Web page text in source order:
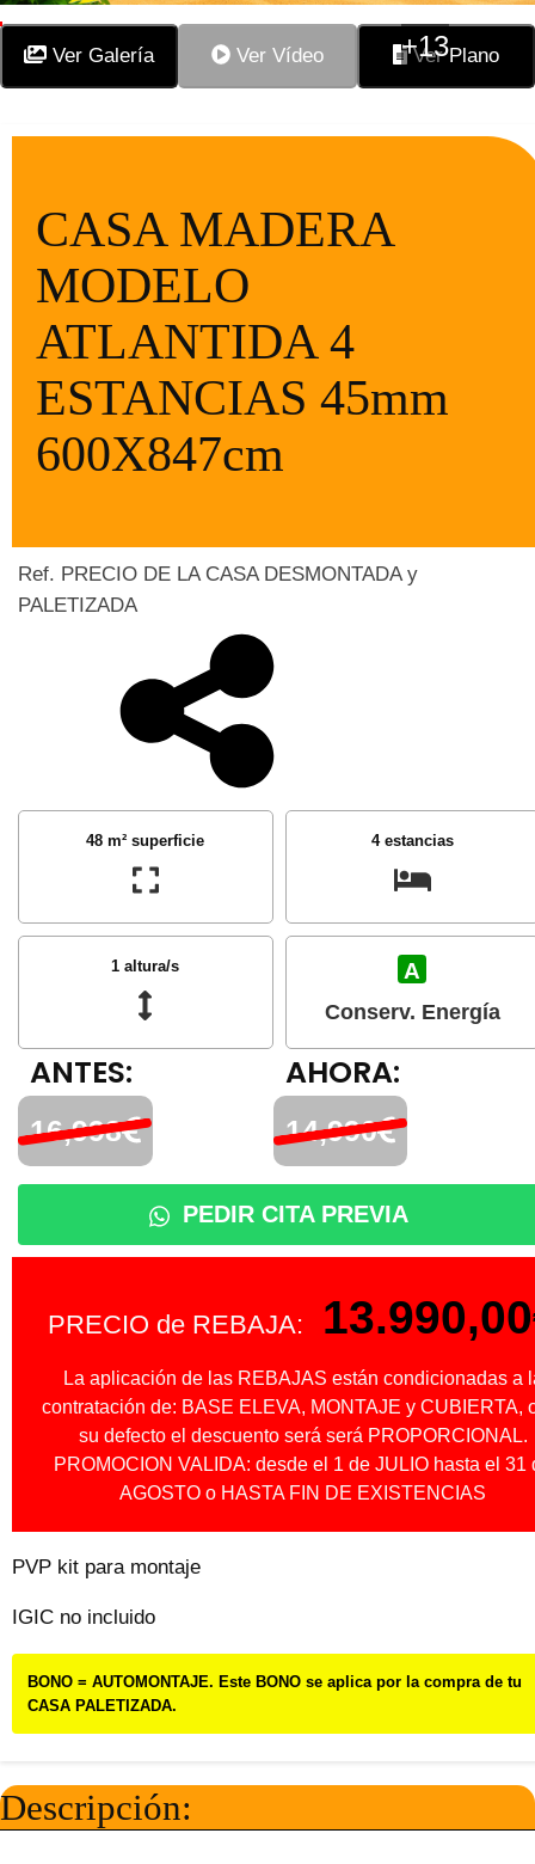
+13
Ver Galería Ver Vídeo Ver Plano
Descripción:
CASA MADERA
MODELO
ATLANTIDA 4
ESTANCIAS 45mm
600X847cm
Ref. PRECIO DE LA CASA DESMONTADA y
PALETIZADA
48 m² superficie 4 estancias
1 altura/s A
Conserv. Energía
ANTES:
16,998
AHORA:
14,990
PEDIR CITA PREVIA
PRECIO de REBAJA:
La aplicación de las REBAJAS están condicionadas a
contratación de: BASE ELEVA, MONTAJE y CUBIERTA,
su defecto el descuento será será PROPORCIONAL.
PROMOCION VALIDA: desde el 1 de JULIO hasta el 31
AGOSTO o HASTA FIN DE EXISTENCIAS
PVP kit para montaje
IGIC no incluido
BONO = AUTOMONTAJE. Este BONO se aplica por la compra de tu
CASA PALETIZADA.